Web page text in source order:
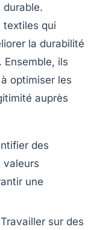
durable.
textiles qui
la durabilité
Ensemble, ils
optimiser les
auprès
des
valeurs
une
Travailler sur des